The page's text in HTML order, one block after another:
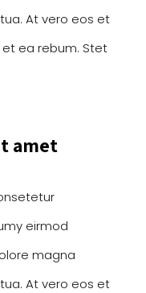
At vero eos et
ea rebum. Stet
amet
eirmod
magna
At vero eos et